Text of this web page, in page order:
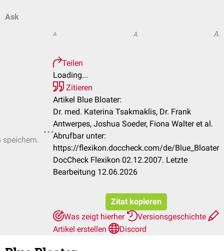
Ask
speichern.
A A A
Teilen
Loading...
Zitieren
Artikel Blue Bloater:
Dr. med. Katerina Tsakmaklis, Dr. Frank
Antwerpes, Joshua Soeder, Fiona Walter et al.
Abrufbar unter:
https://flexikon.doccheck.com/de/Blue_Bloater
DocCheck Flexikon 02.12.2007. Letzte
Bearbeitung 12.06.2026
Zitat kopieren
Was zeigt hierher
Versionsgeschichte
Artikel erstellen
Discord